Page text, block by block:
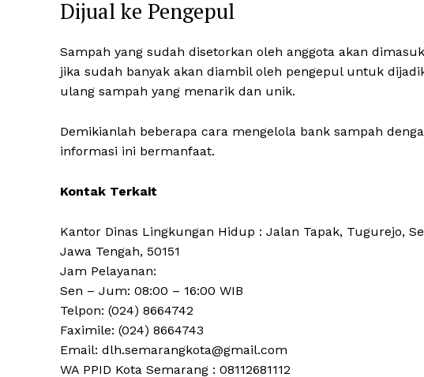
Dijual ke Pengepul
Sampah yang sudah disetorkan oleh anggota akan
jika sudah banyak akan diambil oleh pengepul untuk
ulang sampah yang menarik dan unik.
Demikianlah beberapa cara mengelola bank sampah
informasi ini bermanfaat.
Kontak Terkait
Kantor Dinas Lingkungan Hidup : Jalan Tapak, Tugurejo,
Jawa Tengah, 50151
Jam Pelayanan:
Sen – Jum: 08:00 – 16:00 WIB
Telpon: (024) 8664742
Faximile: (024) 8664743
Email: dlh.semarangkota@gmail.com
WA PPID Kota Semarang : 08112681112